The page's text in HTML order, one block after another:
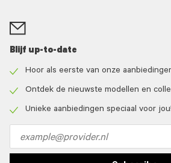
Blijf up-to-date
icon
Hoor als eerste van onze
icon
Ontdek de nieuwste modellen en
Unieke aanbiedingen speciaal voor jou!
address